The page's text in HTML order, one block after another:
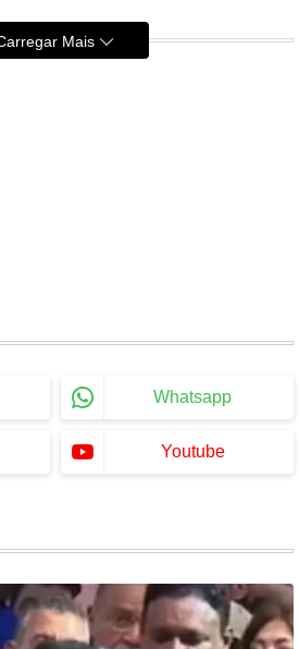
Mais
Whatsapp
Youtube